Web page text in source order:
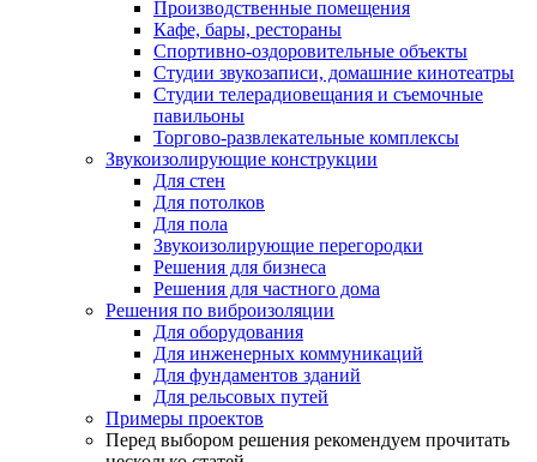
Производственные помещения
Кафе, бары, рестораны
Спортивно-оздоровительные объекты
Студии звукозаписи, домашние кинотеатры
Студии телерадиовещания и съемочные
павильоны
Торгово-развлекательные комплексы
Звукоизолирующие конструкции
Для стен
Для потолков
Для пола
Звукоизолирующие перегородки
Решения для бизнеса
Решения для частного дома
Решения по виброизоляции
Для оборудования
Для инженерных коммуникаций
Для фундаментов зданий
Для рельсовых путей
Примеры проектов
Перед выбором решения рекомендуем прочитать